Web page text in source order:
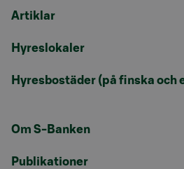
Artiklar
Hyreslokaler
Hyresbostäder (på finska och
Om S-Banken
Publikationer